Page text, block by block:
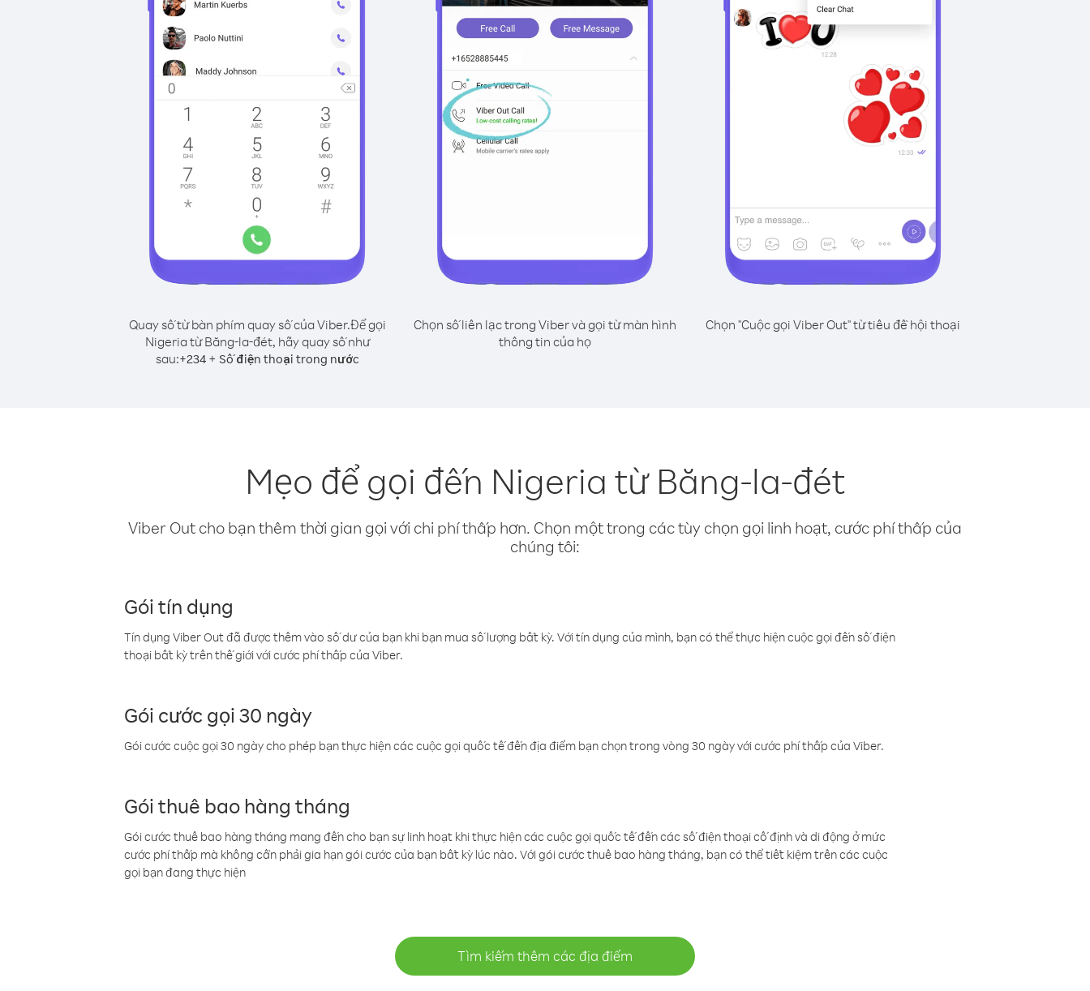
Quay số từ bàn phím quay số của Viber.Để gọi
Nigeria từ Băng-la-đét, hãy quay số như
sau:+234+ Số điện thoại trong nước
Chọn số liên lạc trong Viber và gọi từ màn hình
thông tin của họ
Chọn "Cuộc gọi Viber Out" từ tiêu đề hội thoại
Mẹo để gọi đến Nigeria từ Băng-la-đét
Viber Out cho bạn thêm thời gian gọi với chi phí thấp hơn. Chọn một trong các tùy chọn gọi linh hoạt, cước phí thấp của
chúng tôi:
Gói tín dụng
Tín dụng Viber Out đã được thêm vào số dư của bạn khi bạn mua số lượng bất kỳ. Với tín dụng của mình, bạn có thể thực hiện cuộc gọi đến số điện
thoại bất kỳ trên thế giới với cước phí thấp của Viber.
Gói cước gọi 30 ngày
Gói cước cuộc gọi 30 ngày cho phép bạn thực hiện các cuộc gọi quốc tế đến địa điểm bạn chọn trong vòng 30 ngày với cước phí thấp của Viber.
Gói thuê bao hàng tháng
Gói cước thuê bao hàng tháng mang đến cho bạn sự linh hoạt khi thực hiện các cuộc gọi quốc tế đến các số điện thoại cố định và di động ở mức
cước phí thấp mà không cần phải gia hạn gói cước của bạn bất kỳ lúc nào. Với gói cước thuê bao hàng tháng, bạn có thể tiết kiệm trên các cuộc
gọi bạn đang thực hiện
Tìm kiếm thêm các địa điểm